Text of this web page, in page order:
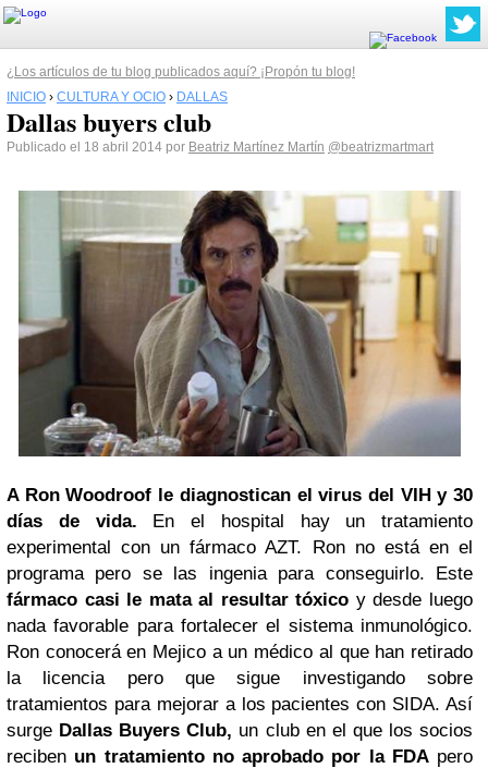
¿Los artículos de tu blog publicados aquí? ¡Propón tu blog!
INICIO › CULTURA Y OCIO › DALLAS
Dallas buyers club
Publicado el 18 abril 2014 por Beatriz Martínez Martín @beatrizmartmart
A Ron Woodroof le diagnostican el virus del VIHy 30
días de vida. En el hospital hay un tratamiento
experimental con un fármaco AZT. Ron no está en el
programa pero se las ingenia para conseguirlo. Este
fármaco casi le mata al resultar tóxico y desde luego
nada favorable para fortalecer el sistema inmunológico.
Ron conocerá en Mejico a un médico al que han retirado
la licencia pero que sigue investigando sobre
tratamientos para mejorar a los pacientes con SIDA. Así
surge Dallas Buyers Club, un club en el que los socios
reciben un tratamiento no aprobado por la FDApero